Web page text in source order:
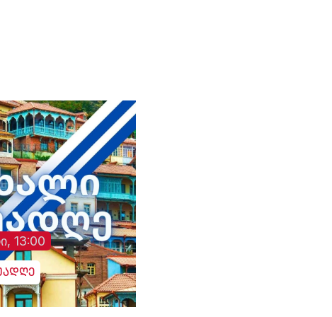
დაწყებული მოკვლევის
შესახებ, სამხედრო
ჰოსპიტალში კომენტარი
არც ამჯერად გააკეთეს
13:00